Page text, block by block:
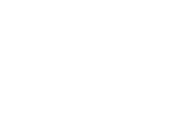
FISKERI